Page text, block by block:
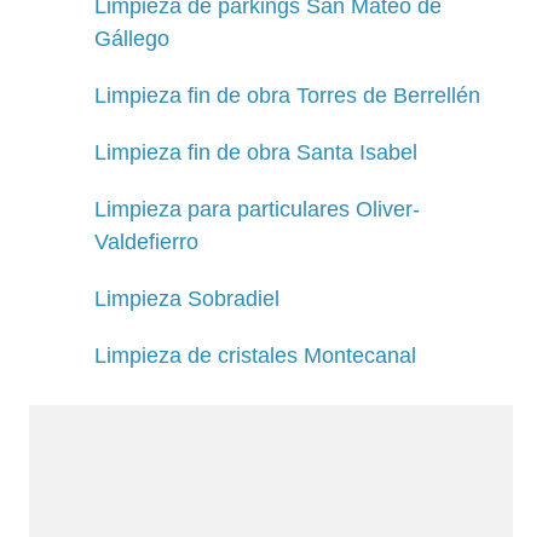
Limpieza de parkings San Mateo de
Gállego
Limpieza fin de obra Torres de Berrellén
Limpieza fin de obra Santa Isabel
Limpieza para particulares Oliver-
Valdefierro
Limpieza Sobradiel
Limpieza de cristales Montecanal